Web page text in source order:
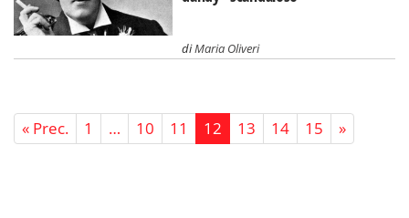
diMaria Oliveri
« Prec. 1 … 10 11 12 13 14 15 »